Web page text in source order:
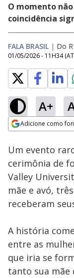
O momento
coincidência
FALA BRASIL | Do
01/05/2026 - 11H34
A+
Adicione como
Ativar
Loaded:
40.22%
Um evento
cerimônia de
Valley
mãe e avó,
receberam
A história
entre as
que iria se
tanto sua mãe